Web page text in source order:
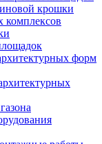
крошки
комплексов
форм